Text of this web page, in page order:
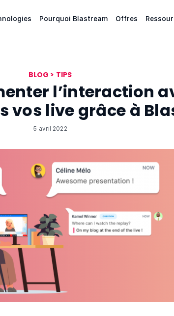
Pourquoi Blastream Offres
BLOG > TIPS
l’interaction
vos live grâce à
5 avril 2022